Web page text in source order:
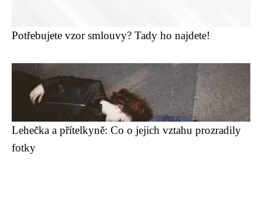
Potřebujete vzor smlouvy? Tady ho najdete!
Lehečka a přítelkyně: Co o jejich vztahu prozradily
fotky